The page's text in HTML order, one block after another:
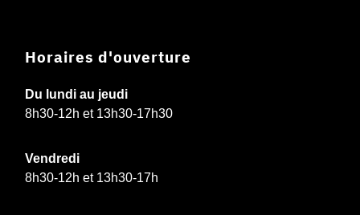
Horaires d'ouverture
Du lundi au jeudi
8h30-12h et 13h30-17h30
Vendredi
8h30-12h et 13h30-17h